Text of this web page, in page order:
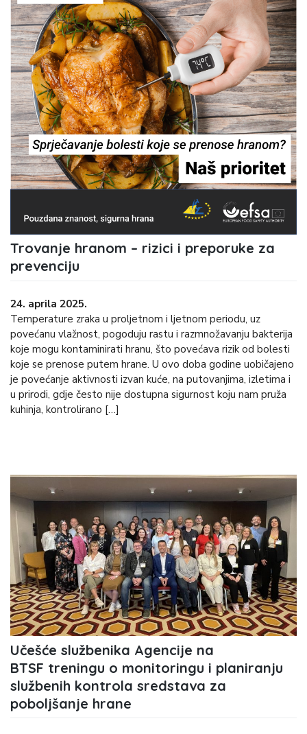
Trovanje hranom – rizici i preporuke za
prevenciju
24. aprila 2025.
Temperature zraka u proljetnom i ljetnom periodu, uz
povećanu vlažnost, pogoduju rastu i razmnožavanju bakterija
koje mogu kontaminirati hranu, što povećava rizik od bolesti
koje se prenose putem hrane. U ovo doba godine uobičajeno
je povećanje aktivnosti izvan kuće, na putovanjima, izletima i
u prirodi, gdje često nije dostupna sigurnost koju nam pruža
kuhinja, kontrolirano […]
Učešće službenika Agencije na
BTSF treningu o monitoringu i planiranju
službenih kontrola sredstava za
poboljšanje hrane